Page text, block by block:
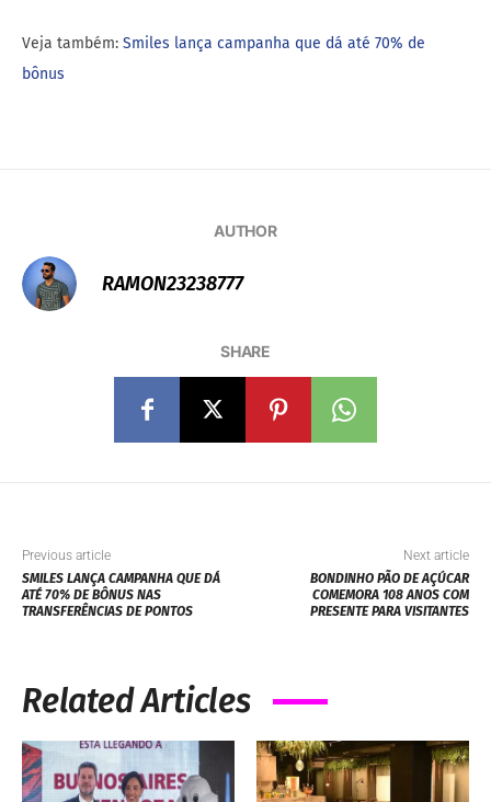
Veja também: Smiles lança campanha que dá até 70% de
bônus
AUTHOR
RAMON23238777
SHARE
Previous article
SMILES LANÇA CAMPANHA QUE DÁ
ATÉ 70% DE BÔNUS NAS
TRANSFERÊNCIAS DE PONTOS
Next article
BONDINHO PÃO DE AÇÚCAR
COMEMORA 108 ANOS COM
PRESENTE PARA VISITANTES
Related Articles